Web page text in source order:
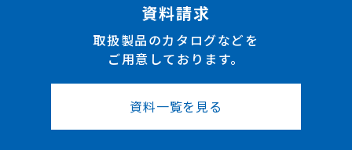
資料請求
取扱製品のカタログなどを
ご用意しております。
資料一覧を見る